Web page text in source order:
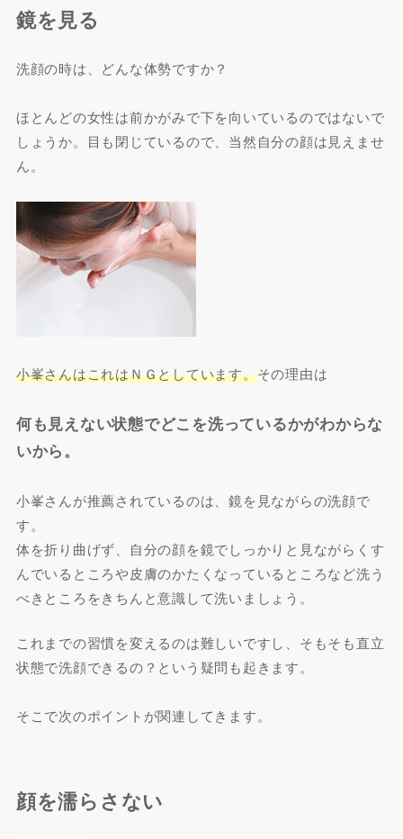
鏡を見る
洗顔の時は、どんな体勢ですか？
ほとんどの女性は前かがみで下を向いているのではないで
しょうか。目も閉じているので、当然自分の顔は見えませ
ん。
小峯さんはこれはＮＧとしています。その理由は
何も見えない状態でどこを洗っているかがわからな
いから。
小峯さんが推薦されているのは、鏡を見ながらの洗顔で
す。
体を折り曲げず、自分の顔を鏡でしっかりと見ながらくす
んでいるところや皮膚のかたくなっているところなど洗う
べきところをきちんと意識して洗いましょう。
これまでの習慣を変えるのは難しいですし、そもそも直立
状態で洗顔できるの？という疑問も起きます。
そこで次のポイントが関連してきます。
顔を濡らさない